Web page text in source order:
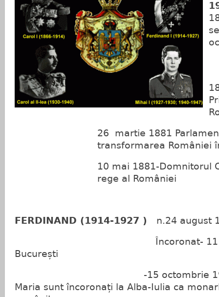
26 martie 1881
transformarea României
10 mai 1881-Domnitorul
rege al României
FERDINAND (1914-1927 ) n.24 august
Încoronat- 11
București
-15 octombrie 1922
Maria sunt încoronați la Alba-Iulia ca